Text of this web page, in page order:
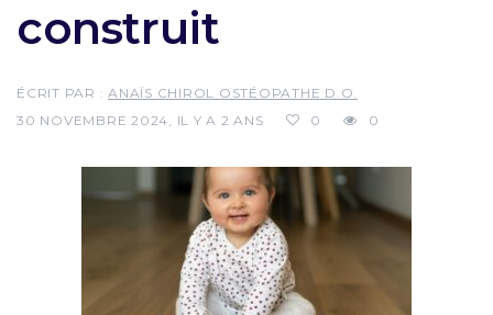
construit
ÉCRIT PAR : ANAÏS CHIROL OSTÉOPATHE D.O.
30 NOVEMBRE 2024, IL Y A 2 ANS
0 0